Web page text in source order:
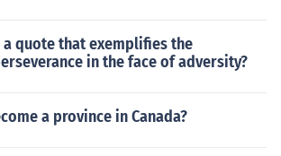
a quote that exemplifies the
in the face of adversity?
a province in Canada?